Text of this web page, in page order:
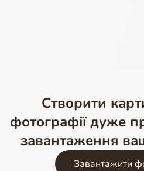
Створити
фотографії дуже
завантаження
Завантажити